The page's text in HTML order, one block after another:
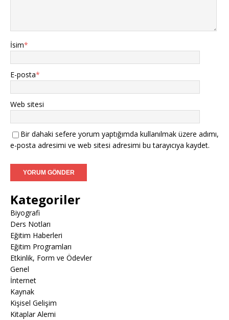
İsim*
E-posta*
Web sitesi
Bir dahaki sefere yorum yaptığımda kullanılmak üzere adımı,
e-posta adresimi ve web sitesi adresimi bu tarayıcıya kaydet.
Kategoriler
Biyografi
Ders Notları
Eğitim Haberleri
Eğitim Programları
Etkinlik, Form ve Ödevler
Genel
İnternet
Kaynak
Kişisel Gelişim
Kitaplar Alemi